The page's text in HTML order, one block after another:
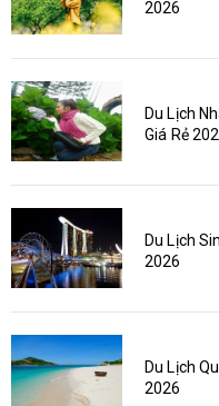
2026
Du Lịch
Giá Rẻ
Du Lịch
2026
Du Lịch
2026